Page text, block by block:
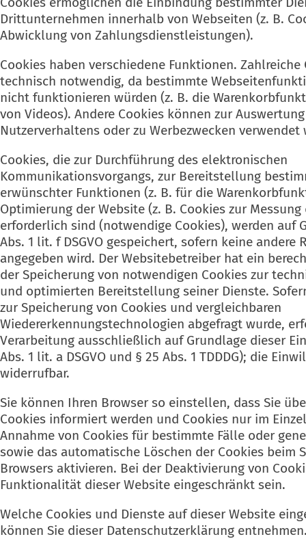
Drittunternehmen innerhalb von Webseiten (z. B.
Abwicklung von Zahlungsdienstleistungen).
Cookies haben verschiedene Funktionen. Zahlreiche
technisch notwendig, da bestimmte
nicht funktionieren würden (z. B. die
von Videos). Andere Cookies können zur
Nutzerverhaltens oder zu Werbezwecken verwendet
Cookies, die zur Durchführung des elektronischen
Kommunikationsvorgangs, zur Bereitstellung
erwünschter Funktionen (z. B. für die
Optimierung der Website (z. B. Cookies zur
erforderlich sind (notwendige Cookies), werden auf
Abs. 1 lit. f DSGVO gespeichert, sofern keine andere
angegeben wird. Der Websitebetreiber hat ein
der Speicherung von notwendigen Cookies zur
und optimierten Bereitstellung seiner Dienste.
zur Speicherung von Cookies und vergleichbaren
Wiedererkennungstechnologien abgefragt wurde,
Verarbeitung ausschließlich auf Grundlage dieser
Abs. 1 lit. a DSGVO und § 25 Abs. 1 TDDDG); die
widerrufbar.
Sie können Ihren Browser so einstellen, dass Sie
Cookies informiert werden und Cookies nur im
Annahme von Cookies für bestimmte Fälle oder
sowie das automatische Löschen der Cookies beim
Browsers aktivieren. Bei der Deaktivierung von
Funktionalität dieser Website eingeschränkt sein.
Welche Cookies und Dienste auf dieser Website
können Sie dieser Datenschutzerklärung